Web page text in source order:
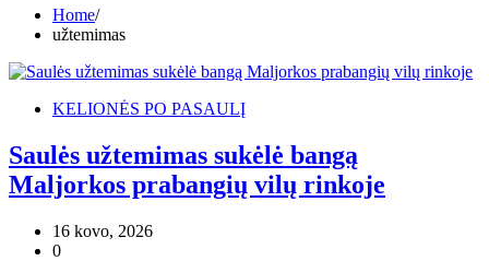
Home
užtemimas
KELIONĖS PO PASAULĮ
Saulės užtemimas sukėlė bangą
Maljorkos prabangių vilų rinkoje
16 kovo, 2026
0